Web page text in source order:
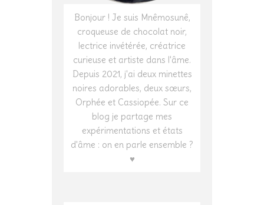
Bonjour ! Je suis Mnêmosunê,
croqueuse de chocolat noir,
lectrice invétérée, créatrice
curieuse et artiste dans l'âme.
Depuis 2021, j'ai deux minettes
noires adorables, deux sœurs,
Orphée et Cassiopée. Sur ce
blog je partage mes
expérimentations et états
d'âme : on en parle ensemble ?
♥